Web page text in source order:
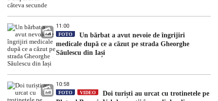
11:00
FOTO
Un bărbat a avut nevoie de îngrijiri
medicale după ce a căzut pe strada Gheorghe
Săulescu din Iași
10:58
FOTO VIDEO
Doi turiști au urcat cu trotinetele pe